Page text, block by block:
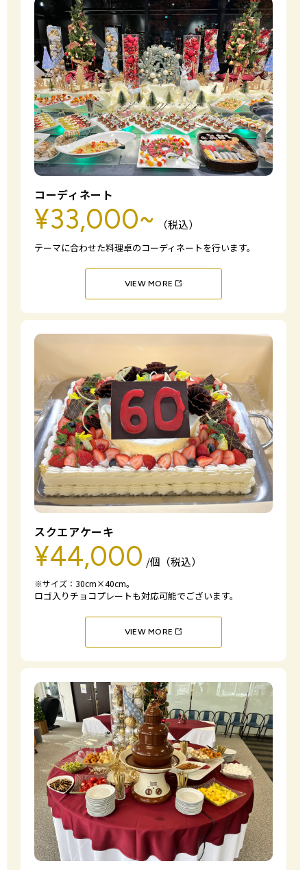
コーディネート
¥33,000~ （税込）
テーマに合わせた料理卓のコーディネートを行います。
VIEW MORE
スクエアケーキ
¥44,000 /個（税込）
※サイズ：30cm×40cm。
ロゴ入りチョコプレートも対応可能でございます。
VIEW MORE